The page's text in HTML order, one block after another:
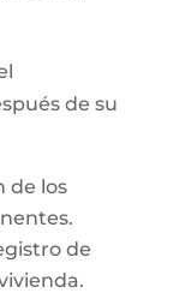
de su
de los
de